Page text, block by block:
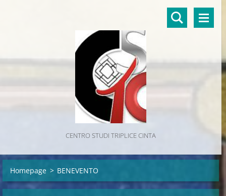
CENTRO STUDI TRIPLICE CINTA
Homepage > BENEVENTO